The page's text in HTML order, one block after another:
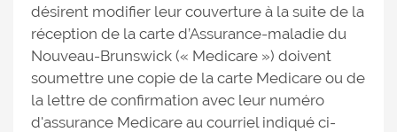
désirent modifier leur couverture à la suite de la
réception de la carte d’Assurance-maladie du
Nouveau-Brunswick (« Medicare ») doivent
soumettre une copie de la carte Medicare ou de
la lettre de confirmation avec leur numéro
d'assurance Medicare au courriel indiqué ci-